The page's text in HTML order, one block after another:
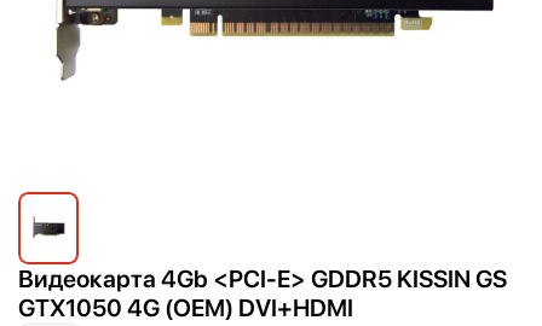
Видеокарта 4Gb <PCI-E> GDDR5 KISSIN GS
GTX1050 4G (OEM) DVI+HDMI